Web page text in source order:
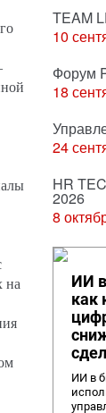
на
TEAM
10
Форум
18
24
HR
2026
8
ИИ
как
ИИ в